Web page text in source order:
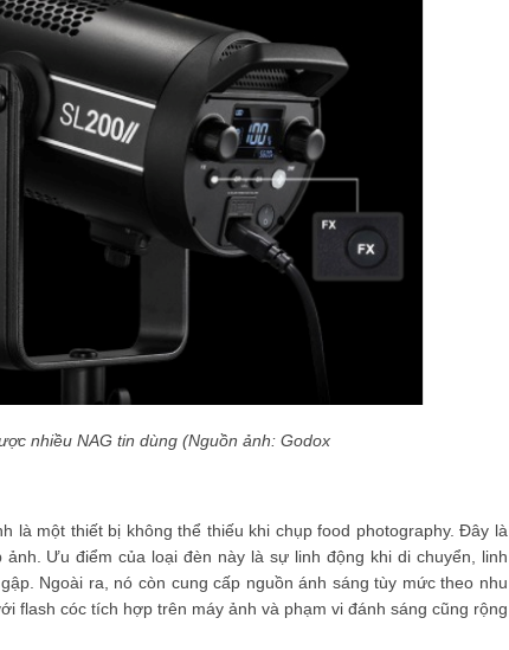
nhiều NAG tin dùng (Nguồn ảnh: Godox
là một thiết bị không thể thiếu khi chụp food photography. Đây là
Ưu điểm của loại đèn này là sự linh động khi di chuyển, linh
Ngoài ra, nó còn cung cấp nguồn ánh sáng tùy mức theo nhu
flash cóc tích hợp trên máy ảnh và phạm vi đánh sáng cũng rộng